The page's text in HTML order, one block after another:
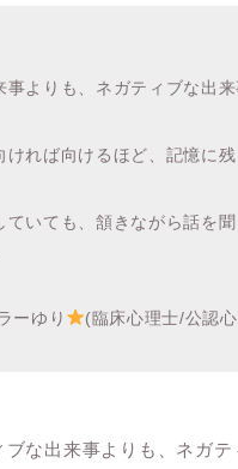
事よりも、ネガティブな出
ければ向けるほど、記憶に残
ていても、頷きながら話を
ーゆり (臨床心理士/公認
な出来事よりも、ネガ